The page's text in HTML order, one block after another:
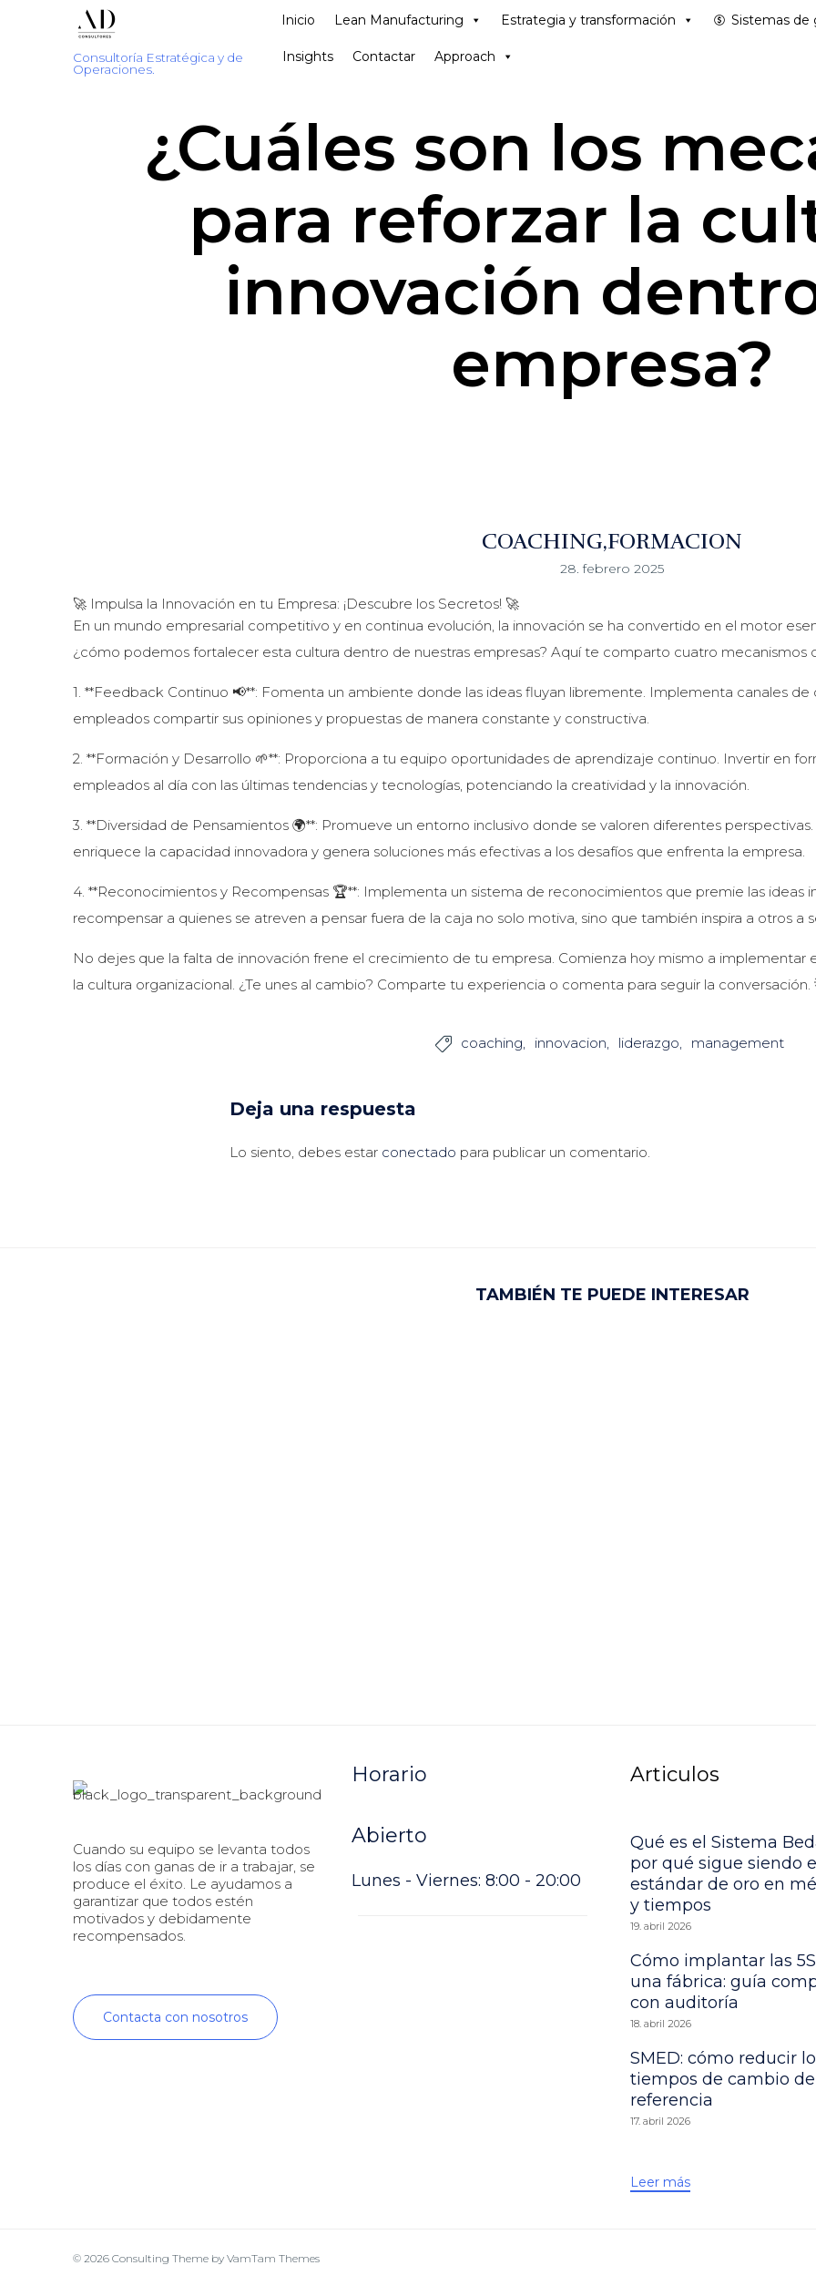
Consultoría Estratégica y de
Operaciones.
Inicio Lean Manufacturing Estrategia y transformación Sistemas de
Insights Contactar Approach
¿Cuáles son los
para reforzar la
innovación
empresa?
COACHING FORMACION
28. febrero 2025
🚀 Impulsa la Innovación en tu Empresa: ¡Descubre los Secretos! 🚀
En un mundo empresarial competitivo y en continua evolución, la innovación se ha convertido en el motor
¿cómo podemos fortalecer esta cultura dentro de nuestras empresas? Aquí te comparto cuatro mecanismos
1. **Feedback Continuo 📢**: Fomenta un ambiente donde las ideas fluyan libremente. Implementa canales
empleados compartir sus opiniones y propuestas de manera constante y constructiva.
2. **Formación y Desarrollo 🌱**: Proporciona a tu equipo oportunidades de aprendizaje continuo. Invertir en
empleados al día con las últimas tendencias y tecnologías, potenciando la creatividad y la innovación.
3. **Diversidad de Pensamientos 🌍**: Promueve un entorno inclusivo donde se valoren diferentes
enriquece la capacidad innovadora y genera soluciones más efectivas a los desafíos que enfrenta la empresa.
4. **Reconocimientos y Recompensas 🏆**: Implementa un sistema de reconocimientos que premie las ideas
recompensar a quienes se atreven a pensar fuera de la caja no solo motiva, sino que también inspira a otros a
No dejes que la falta de innovación frene el crecimiento de tu empresa. Comienza hoy mismo a implementar
la cultura organizacional. ¿Te unes al cambio? Comparte tu experiencia o comenta para seguir la
 coaching innovacion liderazgo management
Deja una respuesta
Lo siento, debes estar conectado para publicar un comentario.
TAMBIÉN TE PUEDE INTERESAR
Cuando su equipo se levanta todos
los días con ganas de ir a trabajar, se
produce el éxito. Le ayudamos a
garantizar que todos estén
motivados y debidamente
recompensados.
Contacta con nosotros
Horario
Abierto
Lunes - Viernes: 8:00 - 20:00
Articulos
Qué es el Sistema
por qué sigue siendo
estándar de oro en
y tiempos
19. abril 2026
Cómo implantar las
una fábrica: guía
con auditoría
18. abril 2026
SMED: cómo reducir
tiempos de cambio de
referencia
17. abril 2026
Leer más
© 2026 Consulting Theme by VamTam Themes